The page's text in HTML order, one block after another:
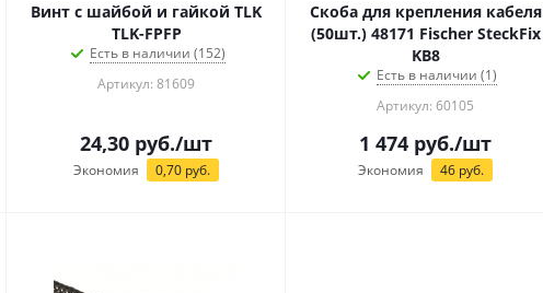
Винт с шайбой и гайкой TLK
TLK-FPFP
Есть в наличии (152)
Артикул: 81609
24,30 руб./шт
Экономия 0,70 руб.
Скоба для крепления кабеля
(50шт.) 48171 Fischer SteckFix
KB8
Есть в наличии (1)
Артикул: 60105
1 474 руб./шт
Экономия 46 руб.